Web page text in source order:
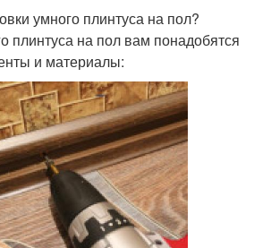
умного плинтуса на пол?
плинтуса на пол вам понадобятся
и материалы: